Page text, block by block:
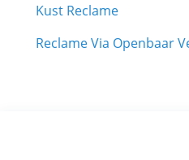
Kust Reclame
Reclame Via Openbaar